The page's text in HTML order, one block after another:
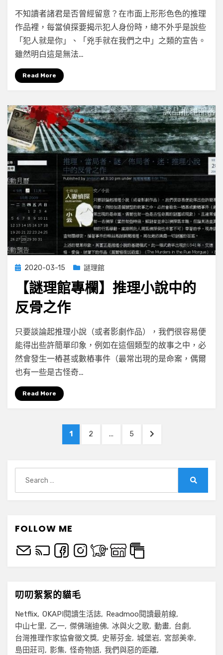
by小云
Leave a commenton
【謎
理
館
犯
人
吧？
不知讀者諸君是否曾經留意？在市面上形形色色的推理
作品裡，每當偵探要揭示犯人身份時，總不外乎是說些
「犯人就是你」、「兇手就在我們之中」之類的宣告。
雖然明白這是無法…
Read More
Posted
2020-03-15 謎理館
【謎理館專欄】推理小說中的
反骨之作
by小云
Leave a commenton
【謎
理
館
中
骨
作
只要談論起推理小說（或者影劇作品），我們很容易便
能得出些許簡單印象，例如在這個類型的故事之中，必
然會發生一樁甚或數樁事件（最常出現的是命案，偶爾
也有一些是古怪奇…
Read More
分
PAGE
1 PAGE
2 ... PAGE
5
NEXT
for:
FOLLOW ME
叨叨絮絮的貓毛
Netflix OKAPI閱讀生活誌
Readmoo閱讀最前線
中山七里
乙一 傑佛瑞迪佛 冰與火之歌 動畫
台劇
台灣推理作家協會徵文獎
史蒂芬金 城堡岩
宮部美幸
島田莊司
影集 怪奇物語 我們與惡的距離